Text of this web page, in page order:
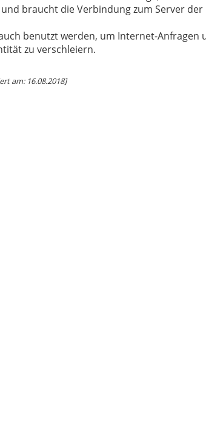
braucht die Verbindung zum Server
benutzt werden, um Internet-Anfragen
zu verschleiern.
am: 16.08.2018]